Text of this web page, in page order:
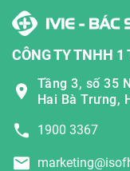
CÔNG TY TNHH
Tầng 3, số 35
Hai Bà Trưng,
1900 3367